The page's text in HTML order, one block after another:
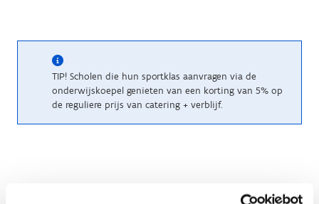
TIP! Scholen die hun sportklas aanvragen via de
onderwijskoepel genieten van een korting van 5% op
de reguliere prijs van catering + verblijf.